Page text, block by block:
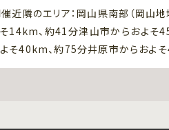
近隣のエリア：岡山県南部（岡山地
14km、約41分津山市からおよそ
そ40km、約75分井原市からおよそ